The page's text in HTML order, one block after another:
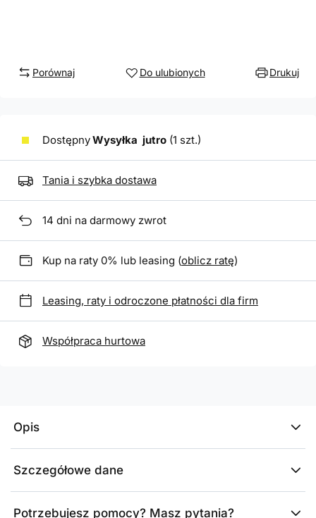
Porównaj Do ulubionych Drukuj
DostępnyWysyłka jutro (1 szt.)
Tania i szybka dostawa
14 dni na darmowy zwrot
Kup na raty 0% lub leasing (oblicz ratę)
Leasing, raty i odroczone płatności dla firm
Współpraca hurtowa
Opis
Szczegółowe dane
Potrzebujesz pomocy? Masz pytania?